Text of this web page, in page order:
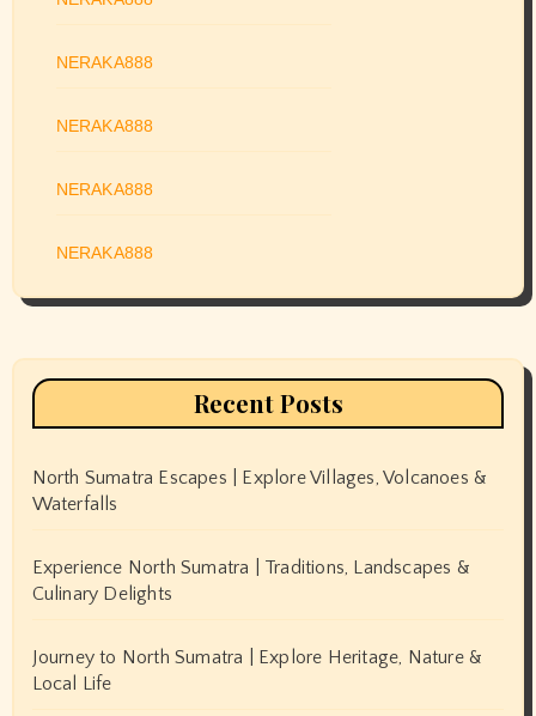
NERAKA888
NERAKA888
NERAKA888
NERAKA888
Recent Posts
North Sumatra Escapes | Explore Villages, Volcanoes &
Waterfalls
Experience North Sumatra | Traditions, Landscapes &
Culinary Delights
Journey to North Sumatra | Explore Heritage, Nature &
Local Life